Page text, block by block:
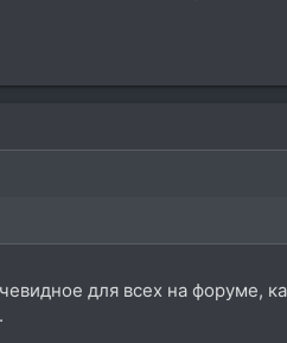
для всех на форуме,